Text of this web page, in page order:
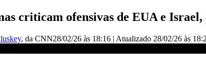
criticam ofensivas de EUA e
, da CNN28/02/26 às 18:16 | Atualizado 28/02/26 às